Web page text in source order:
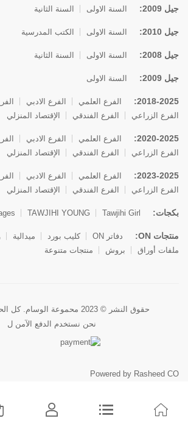
جيل 2009: السنة الاولى السنة الثانية
جيل 2010: السنة الاولى الكتب المدرسية
جيل 2008: السنة الاولى السنة الثانية
جيل 2009: السنة الاولى
2018-2025: الفرع العلمي الفرع الادبي
الفرع الزراعي
الفرع الفندقي الإقتصاد المنزلي
2020-2025: الفرع العلمي الفرع الادبي
الفرع الزراعي
الفرع الفندقي الإقتصاد المنزلي
2023-2025: الفرع العلمي الفرع الادبي
الفرع الزراعي
الفرع الفندقي الإقتصاد المنزلي
بكجات: Tawjihi Girl
TAWJIHI YOUNG
منتجات ON: دفاتر ON كليب بورد ميدالية
ملفات أوراق
بروش منتجات متنوعة
حقوق النشر © 2023 محموعة الوسام. كل الحقوق محفوظة
نحن نستخدم الدفع الآمن ل
Powered by Rasheed CO